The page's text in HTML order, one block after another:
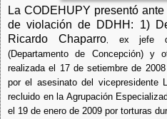
La CODEHUPY presentó
de violación de DDHH: 1)
Ricardo Chaparro,
ex jefe
(Departamento de Concepción) y
realizada el 17 de setiembre de
por el asesinato del vicepresidente
recluido en la Agrupación
el 19 de enero de 2009 por torturas